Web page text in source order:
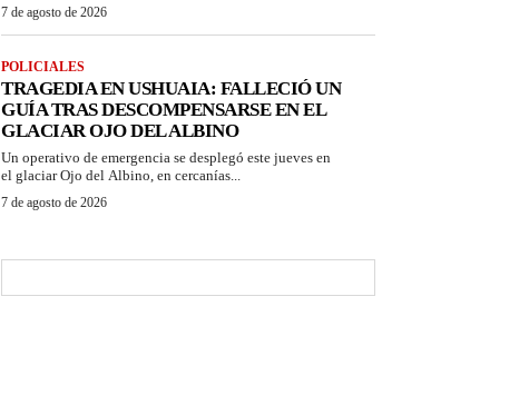
7 de agosto de 2026
POLICIALES
TRAGEDIA EN USHUAIA: FALLECIÓ UN
GUÍA TRAS DESCOMPENSARSE EN EL
GLACIAR OJO DEL ALBINO
Un operativo de emergencia se desplegó este jueves en
el glaciar Ojo del Albino, en cercanías...
7 de agosto de 2026